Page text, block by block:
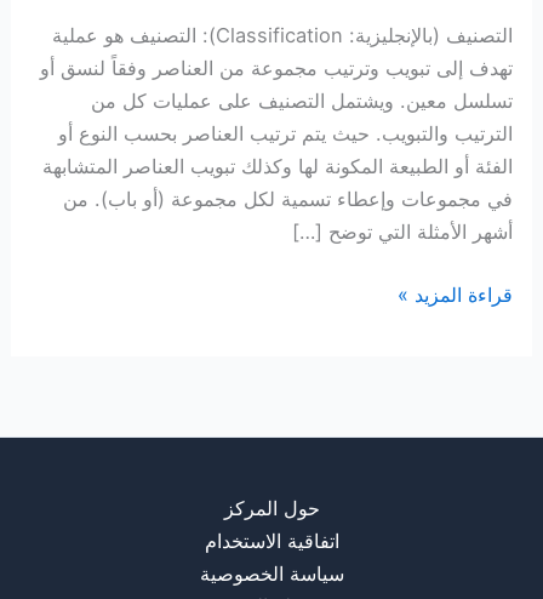
التصنيف (بالإنجليزية: Classification): التصنيف هو عملية
تهدف إلى تبويب وترتيب مجموعة من العناصر وفقاً لنسق أو
تسلسل معين. ويشتمل التصنيف على عمليات كل من
الترتيب والتبويب. حيث يتم ترتيب العناصر بحسب النوع أو
الفئة أو الطبيعة المكونة لها وكذلك تبويب العناصر المتشابهة
في مجموعات وإعطاء تسمية لكل مجموعة (أو باب). من
أشهر الأمثلة التي توضح […]
تصنيف
قراءة المزيد »
حول المركز
اتفاقية الاستخدام
سياسة الخصوصية